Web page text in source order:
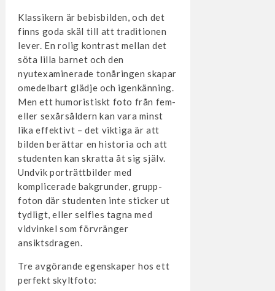
Klassikern är bebisbilden, och det
finns goda skäl till att traditionen
lever. En rolig kontrast mellan det
söta lilla barnet och den
nyutexaminerade tonåringen skapar
omedelbart glädje och igenkänning.
Men ett humoristiskt foto från fem-
eller sexårsåldern kan vara minst
lika effektivt – det viktiga är att
bilden berättar en historia och att
studenten kan skratta åt sig själv.
Undvik porträttbilder med
komplicerade bakgrunder, grupp­
foton där studenten inte sticker ut
tydligt, eller selfies tagna med
vidvinkel som förvränger
ansiktsdragen.
Tre avgörande egenskaper hos ett
perfekt skyltfoto: